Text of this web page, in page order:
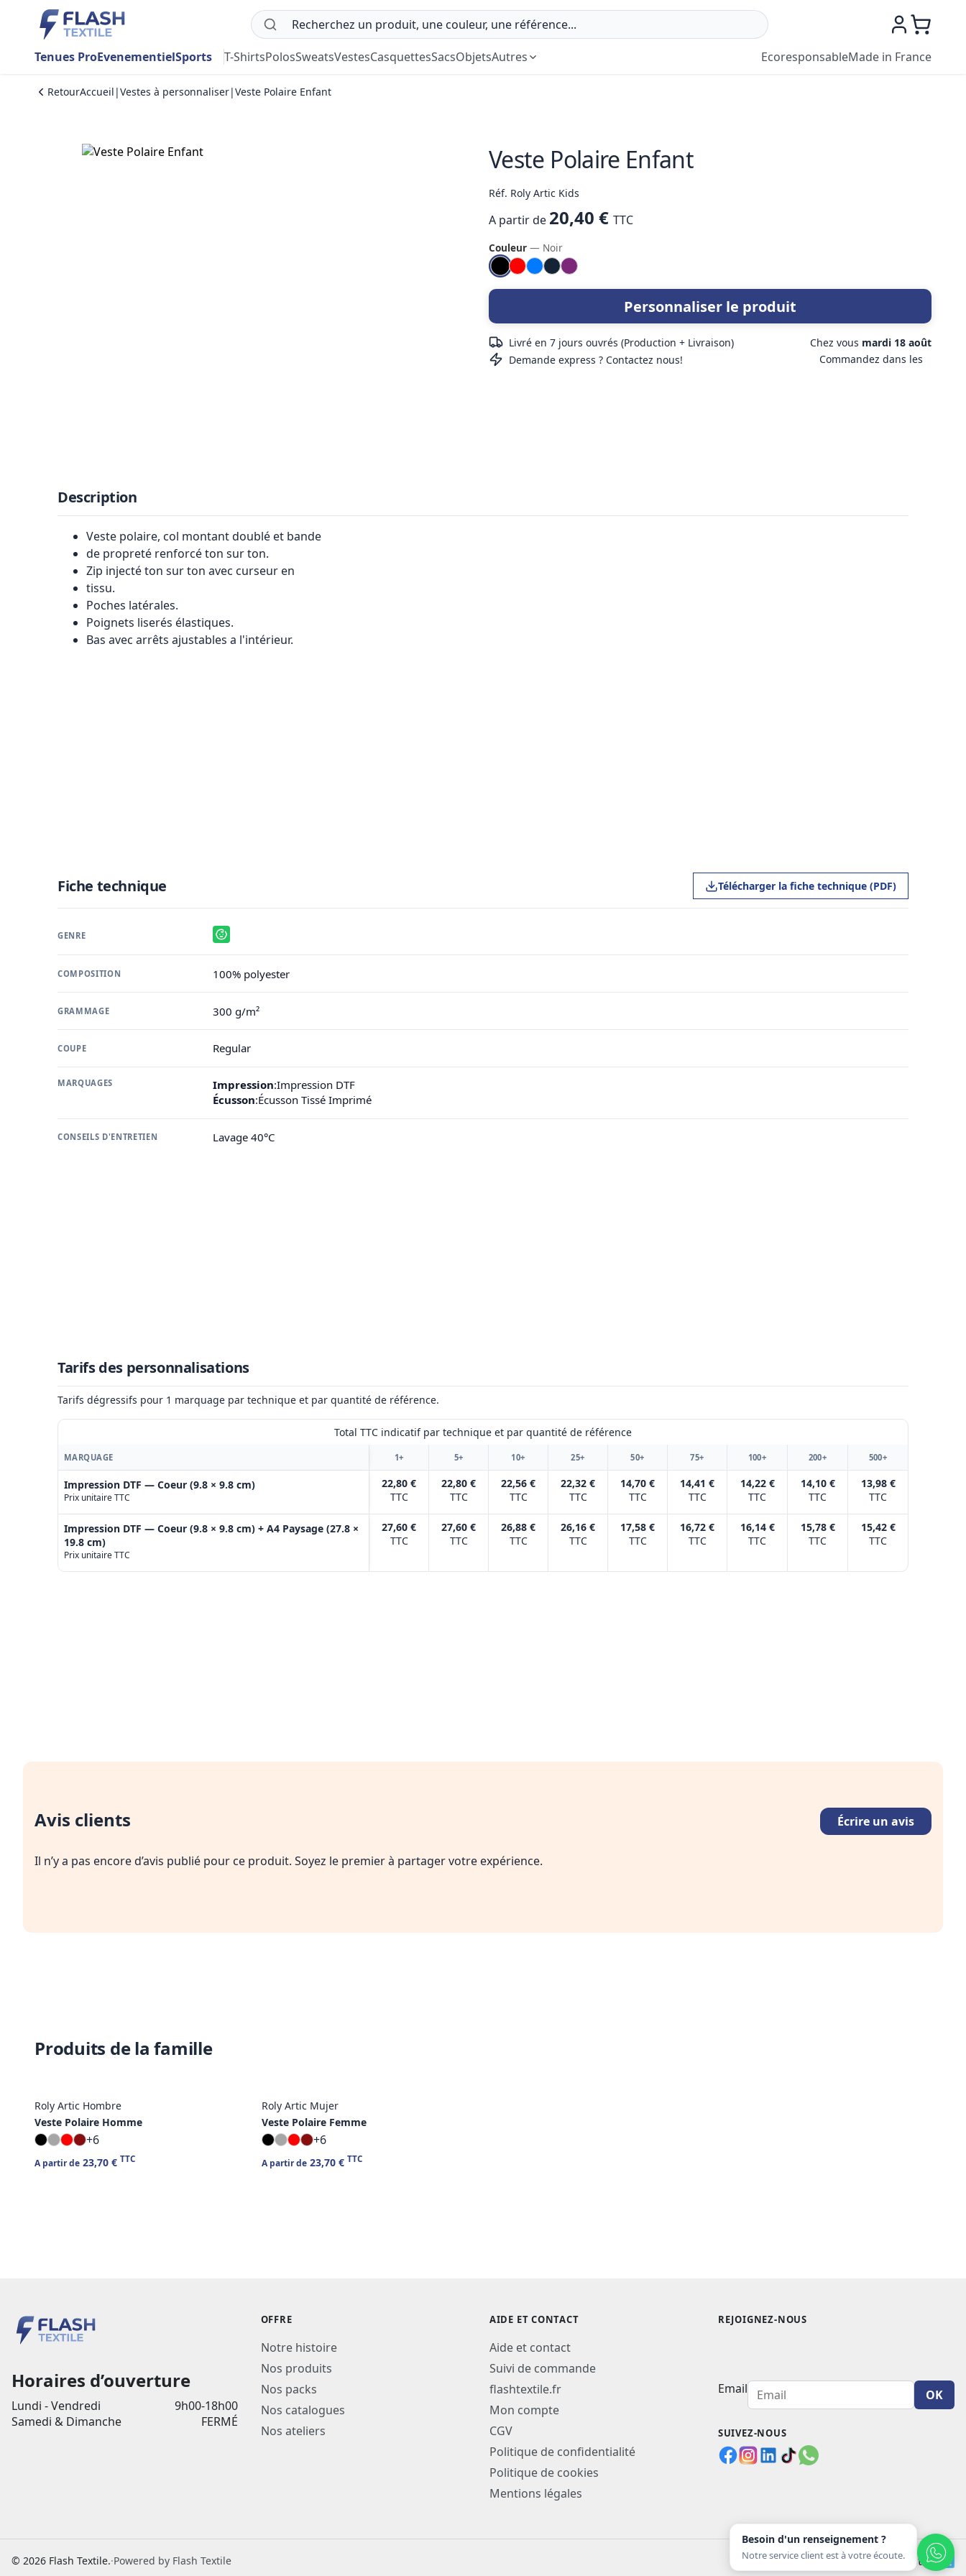
Tenues ProEvenementielSports T-ShirtsPolosSweatsVestesCasquettesSacsObjetsAutres EcoresponsableMade in France
RetourAccueil |Vestes à personnaliser|Veste Polaire Enfant
Veste Polaire Enfant
Réf. Roly Artic Kids
A partir de 20,40 € TTC
Couleur — Noir
Personnaliser le produit
Livré en 7 jours ouvrés (Production + Livraison)
Demande express ? Contactez nous!
Chez vous mardi 18 août
Commandez dans les
Description
Veste polaire, col montant doublé et bande
de propreté renforcé ton sur ton.
Zip injecté ton sur ton avec curseur en
tissu.
Poches latérales.
Poignets liserés élastiques.
Bas avec arrêts ajustables a l'intérieur.
Fiche technique Télécharger la fiche technique (PDF)
GENRE
COMPOSITION 100% polyester
GRAMMAGE 300 g/m²
COUPE Regular
MARQUAGES Impression:Impression DTF
Écusson:Écusson Tissé Imprimé
CONSEILS D'ENTRETIEN Lavage 40°C
Tarifs des personnalisations
Tarifs dégressifs pour 1 marquage par technique et par quantité de référence.
Total TTC indicatif par technique et par quantité de référence
MARQUAGE 1+ 5+ 10+ 25+ 50+ 75+ 100+ 200+ 500+
Impression DTF — Coeur (9.8 × 9.8 cm)
Prix unitaire TTC
22,80 €
TTC
22,80 €
TTC
22,56 €
TTC
22,32 €
TTC
14,70 €
TTC
14,41 €
TTC
14,22 €
TTC
14,10 €
TTC
13,98 €
TTC
Impression DTF — Coeur (9.8 × 9.8 cm) + A4 Paysage (27.8 ×
19.8 cm)
Prix unitaire TTC
27,60 €
TTC
27,60 €
TTC
26,88 €
TTC
26,16 €
TTC
17,58 €
TTC
16,72 €
TTC
16,14 €
TTC
15,78 €
TTC
15,42 €
TTC
Avis clients Écrire un avis
Il n’y a pas encore d’avis publié pour ce produit. Soyez le premier à partager votre expérience.
Produits de la famille
Roly Artic Hombre
Veste Polaire Homme
+6
A partir de 23,70 € TTC
Roly Artic Mujer
Veste Polaire Femme
+6
A partir de 23,70 € TTC
Horaires d’ouverture
Lundi - Vendredi
9h00-18h00
Samedi & Dimanche
FERMÉ
OFFRE
Notre histoire
Nos produits
Nos packs
Nos catalogues
Nos ateliers
AIDE ET CONTACT
Aide et contact
Suivi de commande
flashtextile.fr
Mon compte
CGV
Politique de confidentialité
Politique de cookies
Mentions légales
REJOIGNEZ-NOUS
Email OK
SUIVEZ-NOUS
© 2026 Flash Textile.·Powered by Flash Textile Moyens de paiement acceptés
Besoin d'un renseignement ?
Notre service client est à votre écoute.